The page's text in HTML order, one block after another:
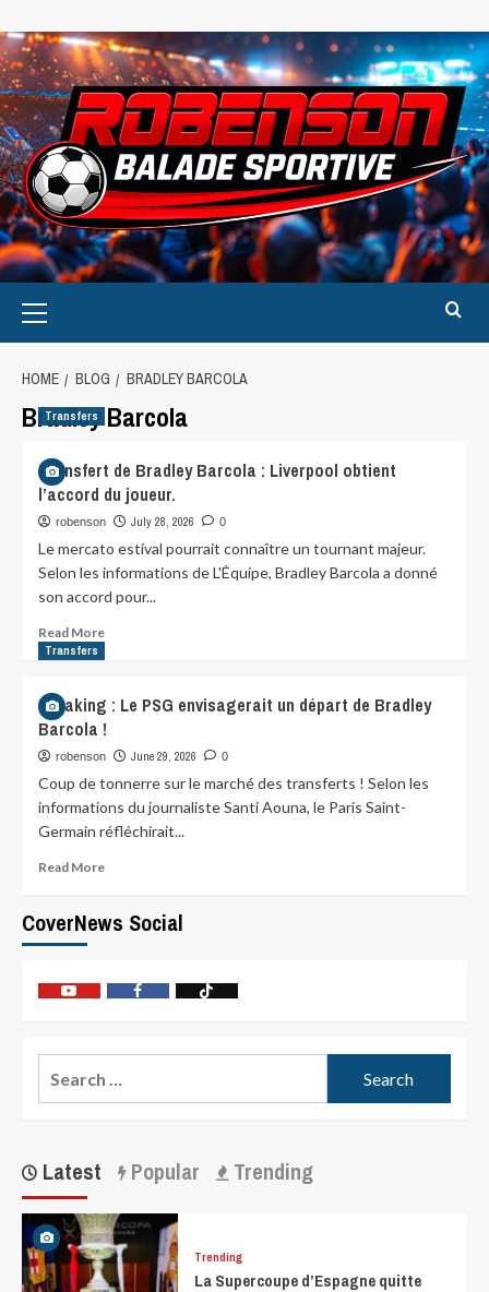
HOME BLOG BRADLEY BARCOLA
Bradley Barcola
Transfers
Transfert de Bradley Barcola : Liverpool obtient
l’accord du joueur.
robenson July 28, 2026 0
Le mercato estival pourrait connaître un tournant majeur.
Selon les informations de L'Équipe, Bradley Barcola a donné
son accord pour...
Read More
Transfers
Breaking : Le PSG envisagerait un départ de Bradley
Barcola !
robenson June 29, 2026 0
Coup de tonnerre sur le marché des transferts ! Selon les
informations du journaliste Santi Aouna, le Paris Saint-
Germain réfléchirait...
Read More
CoverNews Social
Latest Popular Trending
Trending
La Supercoupe d’Espagne quitte